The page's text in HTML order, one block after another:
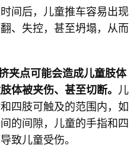
间后，儿童推车容易出现
、失控，甚至坍塌，从而
夹点可能会造成儿童肢体
体被夹伤、甚至切断。 儿
四肢可触及的范围内，如
的间隙，儿童的手指和四
致儿童受伤。